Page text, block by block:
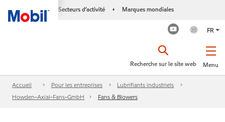
Secteurs d’activité • Marques mondiales
FR
Menu
Recherche sur le site web
Accueil Pour les entreprises
Lubrifiants industriels
Howden-Axial-Fans-GmbH
Fans & Blowers